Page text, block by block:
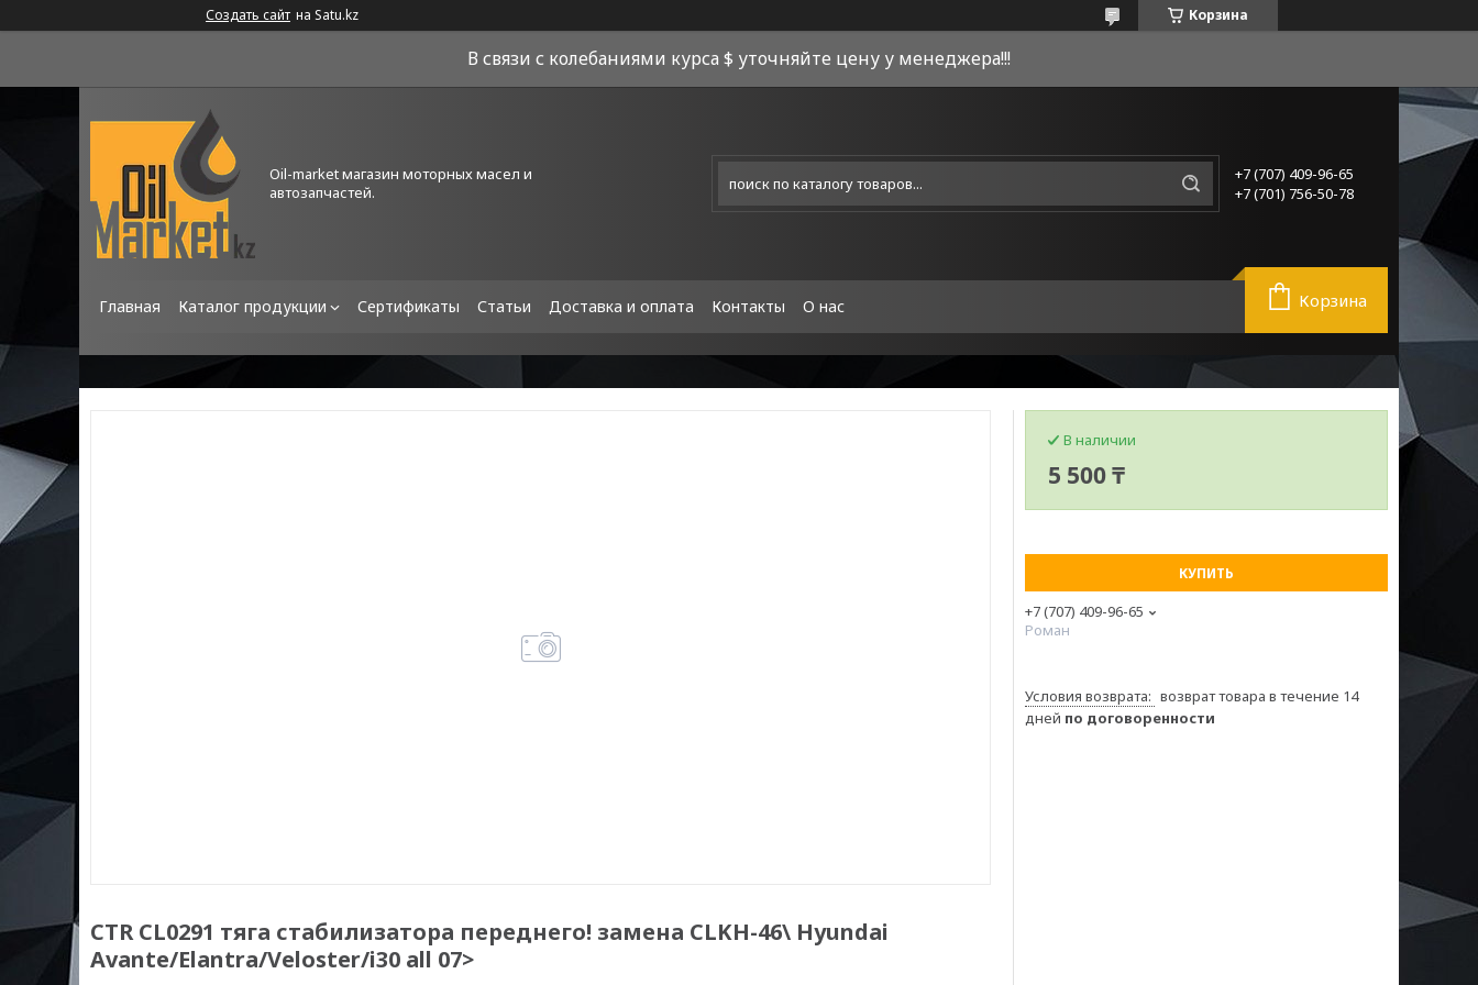
Создать сайт на Satu.kz Корзина
В связи с колебаниями курса $ уточняйте цену у менеджера!!!
Oil-market магазин моторных масел и
автозапчастей.
+7 (707) 409-96-65
+7 (701) 756-50-78
Главная Каталог продукции Сертификаты Статьи Доставка и оплата Контакты О нас Корзина
CTR CL0291 тяга стабилизатора переднего! замена CLKH-46\ Hyundai
Avante/Elantra/Veloster/i30 all 07>
В наличии
5 500 ₸
КУПИТЬ
+7 (707) 409-96-65
Роман
возврат товара в течение 14
дней по договоренности